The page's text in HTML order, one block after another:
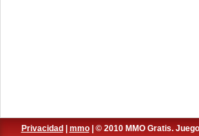
Privacidad mmo| © 2010 MMO Gratis.